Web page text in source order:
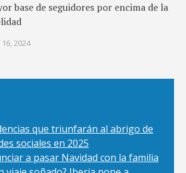
base de seguidores por encima de la
2024
que triunfarán al abrigo de
sociales en 2025
a pasar Navidad con la familia